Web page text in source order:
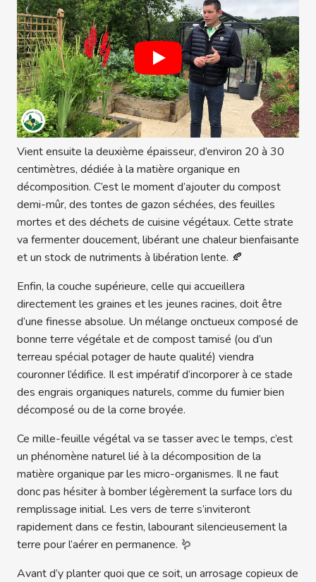
Vient ensuite la deuxième épaisseur, d’environ 20 à 30
centimètres, dédiée à la matière organique en
décomposition. C’est le moment d’ajouter du compost
demi-mûr, des tontes de gazon séchées, des feuilles
mortes et des déchets de cuisine végétaux. Cette strate
va fermenter doucement, libérant une chaleur bienfaisante
et un stock de nutriments à libération lente. 🍂
Enfin, la couche supérieure, celle qui accueillera
directement les graines et les jeunes racines, doit être
d’une finesse absolue. Un mélange onctueux composé de
bonne terre végétale et de compost tamisé (ou d’un
terreau spécial potager de haute qualité) viendra
couronner l’édifice. Il est impératif d’incorporer à ce stade
des engrais organiques naturels, comme du fumier bien
décomposé ou de la corne broyée.
Ce mille-feuille végétal va se tasser avec le temps, c’est
un phénomène naturel lié à la décomposition de la
matière organique par les micro-organismes. Il ne faut
donc pas hésiter à bomber légèrement la surface lors du
remplissage initial. Les vers de terre s’inviteront
rapidement dans ce festin, labourant silencieusement la
terre pour l’aérer en permanence. 🪱
Avant d’y planter quoi que ce soit, un arrosage copieux de